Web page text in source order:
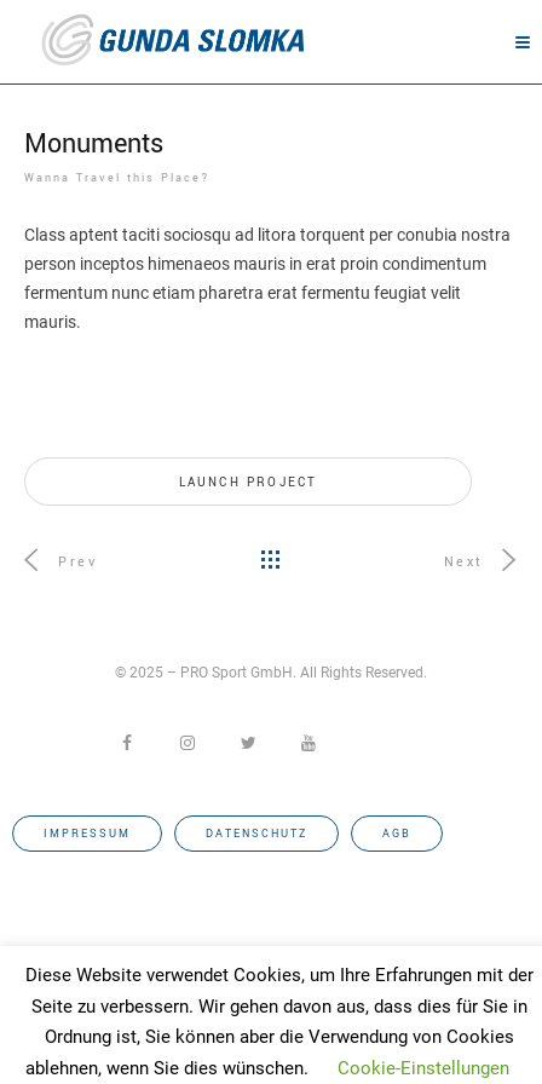
Monuments
Wanna Travel this Place?
Class aptent taciti sociosqu ad litora torquent per conubia nostra
person inceptos himenaeos mauris in erat proin condimentum
fermentum nunc etiam pharetra erat fermentu feugiat velit
mauris.
LAUNCH PROJECT
Prev Next
© 2025 – PRO Sport GmbH. All Rights Reserved.
IMPRESSUM DATENSCHUTZ AGB
Diese Website verwendet Cookies, um Ihre Erfahrungen mit der
Seite zu verbessern. Wir gehen davon aus, dass dies für Sie in
Ordnung ist, Sie können aber die Verwendung von Cookies
ablehnen, wenn Sie dies wünschen.
Cookie-Einstellungen